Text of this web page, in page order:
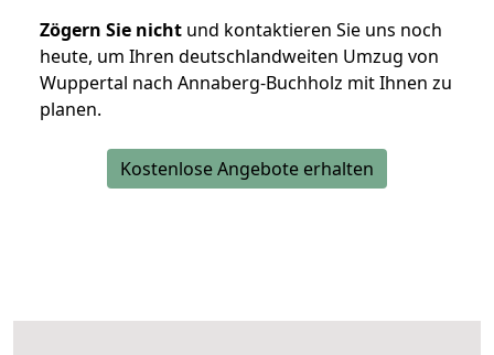
Zögern Sie nicht und kontaktieren Sie uns noch
heute, um Ihren deutschlandweiten Umzug von
Wuppertal nach Annaberg-Buchholz mit Ihnen zu
planen.
Kostenlose Angebote erhalten